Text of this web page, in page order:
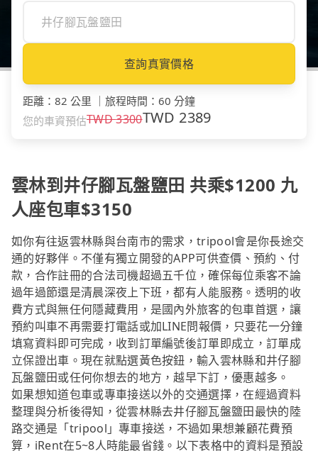
查詢真實價格
距離 ： 82 公里 旅程時間 ： 60 分鐘
您的車資預估TWD3300TWD 2389
雲林到井仔腳瓦盤鹽田 共乘$1200 九
人座包車$3150
如你有往返雲林縣與台南市的需求，tripool會是你長途交
通的好夥伴。不僅有獨立開發的APP可供查價、預約、付
款，合作註冊的合法司機超過五千位，確保每位乘客不論
過年過節還是清晨深夜上下班，都有人能服務。透明的收
費方式與無任何隱藏費用，是國內外旅客的包車首選，讓
預約叫車不再需要打電話或加LINE問報價，只要花一分鐘
填寫資料即可完成，收到訂單編號後訂單即成立，訂單成
立保證出車。現在就點選黃色按鈕，輸入雲林縣和井仔腳
瓦盤鹽田或任何你想去的地方，越早下訂，優惠越多。
如果想知道包車或專車接送以外的交通選擇，在經過資料
整理與分析後得知，從雲林縣去井仔腳瓦盤鹽田最快的陸
路交通是「tripool」專車接送，不過如果想兼顧花費預
算，iRent在5~8人時能最省錢。以下表格中的資料是預設